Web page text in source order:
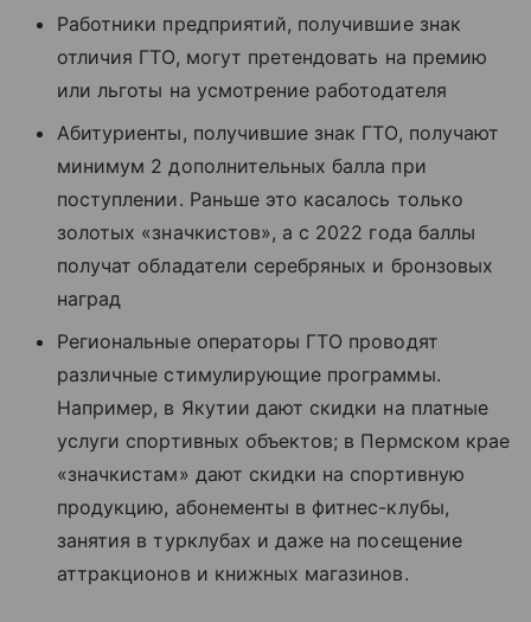
Работники предприятий, получившие знак
отличия ГТО, могут претендовать на премию
или льготы на усмотрение работодателя
Абитуриенты, получившие знак ГТО, получают
минимум 2 дополнительных балла при
поступлении. Раньше это касалось только
золотых «значкистов», а с 2022 года баллы
получат обладатели серебряных и бронзовых
наград
Региональные операторы ГТО проводят
различные стимулирующие программы.
Например, в Якутии дают скидки на платные
услуги спортивных объектов; в Пермском крае
«значкистам» дают скидки на спортивную
продукцию, абонементы в фитнес-клубы,
занятия в турклубах и даже на посещение
аттракционов и книжных магазинов.